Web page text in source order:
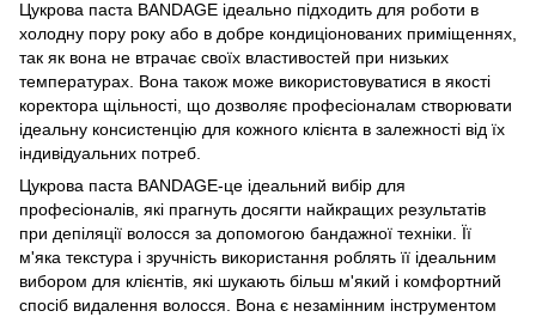
Цукрова паста BANDAGE ідеально підходить для роботи в
холодну пору року або в добре кондиціонованих приміщеннях,
так як вона не втрачає своїх властивостей при низьких
температурах. Вона також може використовуватися в якості
коректора щільності, що дозволяє професіоналам створювати
ідеальну консистенцію для кожного клієнта в залежності від їх
індивідуальних потреб.
Цукрова паста BANDAGE-це ідеальний вибір для
професіоналів, які прагнуть досягти найкращих результатів
при депіляції волосся за допомогою бандажної техніки. Її
м'яка текстура і зручність використання роблять її ідеальним
вибором для клієнтів, які шукають більш м'який і комфортний
спосіб видалення волосся. Вона є незамінним інструментом